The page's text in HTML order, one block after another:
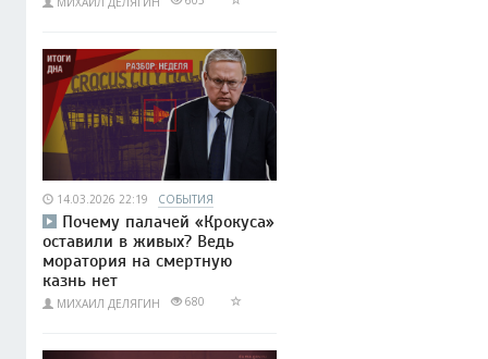
14.03.2026 22:19 СОБЫТИЯ
Почему палачей «Крокуса»
оставили в живых? Ведь
моратория на смертную
казнь нет
МИХАИЛ ДЕЛЯГИН 680